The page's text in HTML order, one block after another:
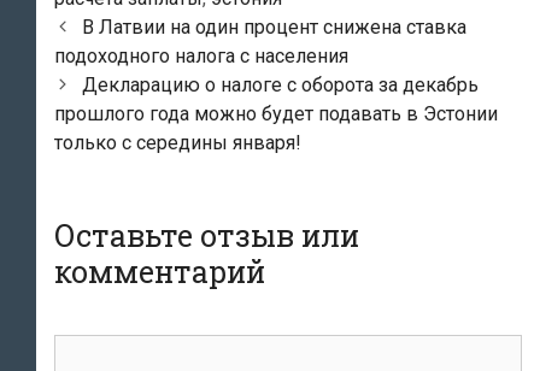
Навигация
по
записям
В Латвии на один процент снижена ставка
подоходного налога с населения
Декларацию о налоге с оборота за декабрь
прошлого года можно будет подавать в Эстонии
только с середины января!
Оставьте отзыв или
комментарий